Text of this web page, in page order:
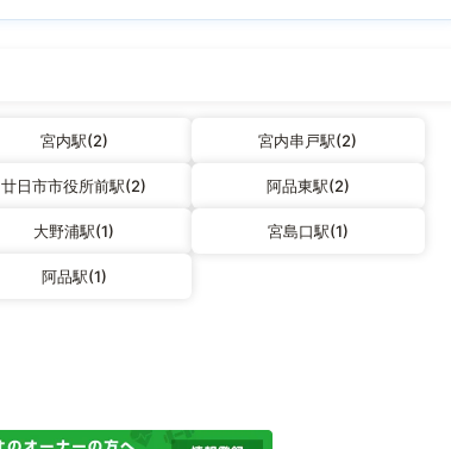
宮内駅(2) 宮内串戸駅(2)
廿日市市役所前駅(2) 阿品東駅(2)
大野浦駅(1) 宮島口駅(1)
阿品駅(1)